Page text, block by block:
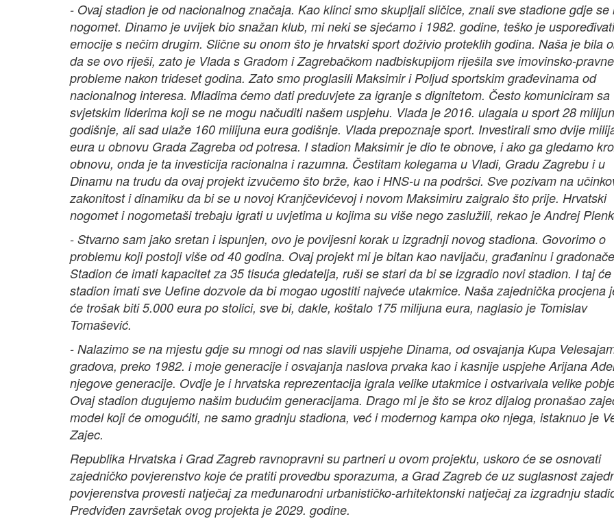
- Ovaj stadion je od nacionalnog značaja. Kao klinci smo skupljali sličice, znali sve stadione gdje se
nogomet. Dinamo je uvijek bio snažan klub, mi neki se sjećamo i 1982. godine, teško je
emocije s nečim drugim. Slične su onom što je hrvatski sport doživio proteklih godina. Naša je bila
da se ovo riješi, zato je Vlada s Gradom i Zagrebačkom nadbiskupijom riješila sve imovinsko-pravne
probleme nakon trideset godina. Zato smo proglasili Maksimir i Poljud sportskim građevinama od
nacionalnog interesa. Mladima ćemo dati preduvjete za igranje s dignitetom. Često komuniciram sa
svjetskim liderima koji se ne mogu načuditi našem uspjehu. Vlada je 2016. ulagala u sport 28
godišnje, ali sad ulaže 160 milijuna eura godišnje. Vlada prepoznaje sport. Investirali smo dvije
eura u obnovu Grada Zagreba od potresa. I stadion Maksimir je dio te obnove, i ako ga gledamo
obnovu, onda je ta investicija racionalna i razumna. Čestitam kolegama u Vladi, Gradu Zagrebu i u
Dinamu na trudu da ovaj projekt izvučemo što brže, kao i HNS-u na podršci. Sve pozivam na
zakonitost i dinamiku da bi se u novoj Kranjčevićevoj i novom Maksimiru zaigralo što prije. Hrvatski
nogomet i nogometaši trebaju igrati u uvjetima u kojima su više nego zaslužili, rekao je Andrej
- Stvarno sam jako sretan i ispunjen, ovo je povijesni korak u izgradnji novog stadiona. Govorimo o
problemu koji postoji više od 40 godina. Ovaj projekt mi je bitan kao navijaču, građaninu i
Stadion će imati kapacitet za 35 tisuća gledatelja, ruši se stari da bi se izgradio novi stadion. I taj će
stadion imati sve Uefine dozvole da bi mogao ugostiti najveće utakmice. Naša zajednička procjena
će trošak biti 5.000 eura po stolici, sve bi, dakle, koštalo 175 milijuna eura, naglasio je Tomislav
Tomašević.
- Nalazimo se na mjestu gdje su mnogi od nas slavili uspjehe Dinama, od osvajanja Kupa
gradova, preko 1982. i moje generacije i osvajanja naslova prvaka kao i kasnije uspjehe Arijana
njegove generacije. Ovdje je i hrvatska reprezentacija igrala velike utakmice i ostvarivala velike
Ovaj stadion dugujemo našim budućim generacijama. Drago mi je što se kroz dijalog pronašao
model koji će omogućiti, ne samo gradnju stadiona, već i modernog kampa oko njega, istaknuo je
Zajec.
Republika Hrvatska i Grad Zagreb ravnopravni su partneri u ovom projektu, uskoro će se osnovati
zajedničko povjerenstvo koje će pratiti provedbu sporazuma, a Grad Zagreb će uz suglasnost
povjerenstva provesti natječaj za međunarodni urbanističko-arhitektonski natječaj za izgradnju
Predviđen završetak ovog projekta je 2029. godine.